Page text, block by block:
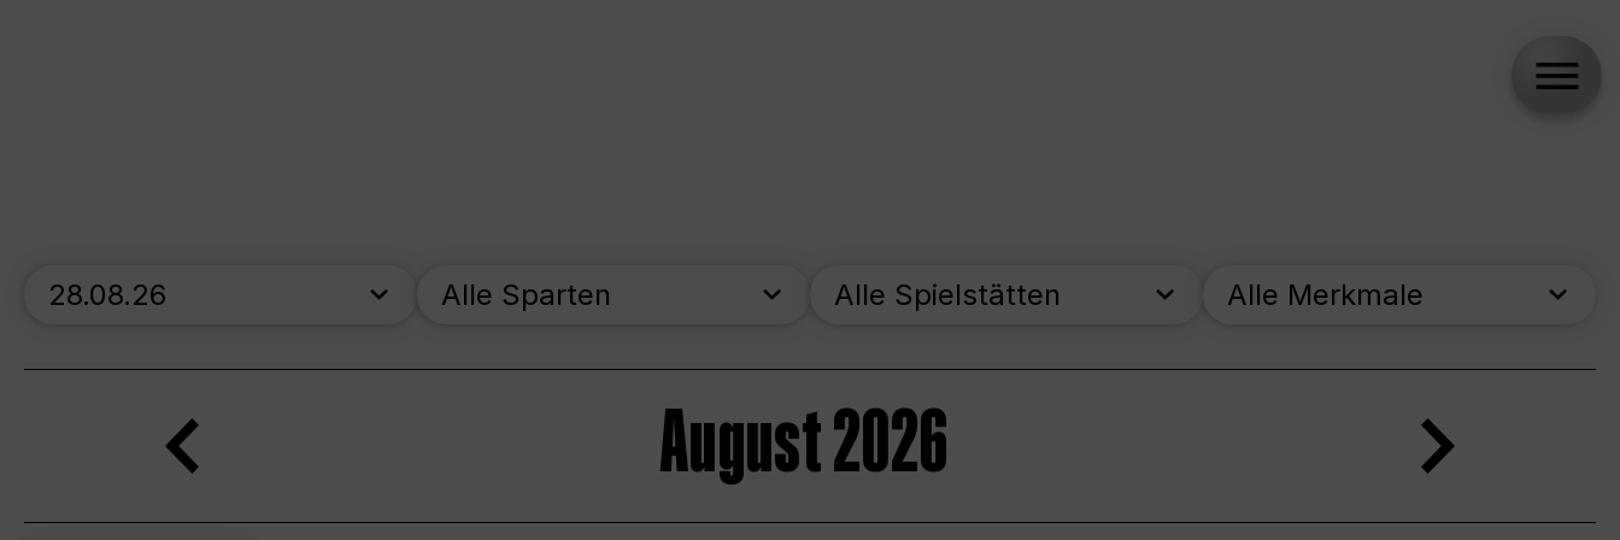
skip_calendar_timeline
Suche
Alle Sparten Alle Spielstätten Alle Merkmale
August 2026